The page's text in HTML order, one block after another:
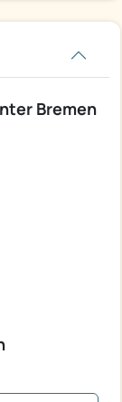
Bremen